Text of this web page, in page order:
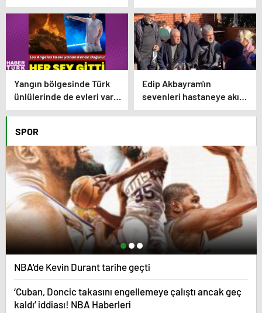
ifadesi – Magazin
haberleri
çalışmalarında tanıştı –
Magazin haberleri
Yangın bölgesinde Türk
ünlülerinde de evleri var –
Magazin haberleri
Edip Akbayram'ın
sevenleri hastaneye akın
ediyor – Magazin
SPOR
NBA'de Kevin Durant tarihe geçti
‘Cuban, Doncic takasını engellemeye çalıştı ancak geç
kaldı’ iddiası! NBA Haberleri